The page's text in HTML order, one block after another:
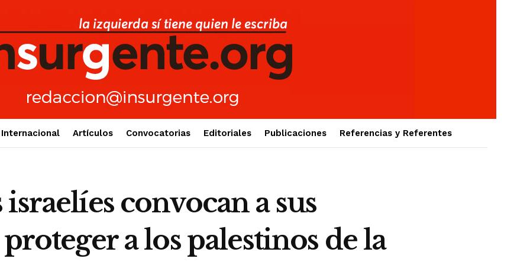
Internacional Artículos Convocatorias Editoriales Publicaciones Referencias y Referentes
convocan a sus
a los palestinos de la